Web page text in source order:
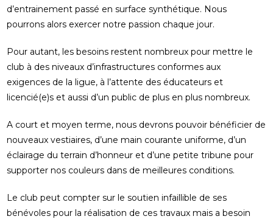
d’entrainement passé en surface synthétique. Nous
pourrons alors exercer notre passion chaque jour.
Pour autant, les besoins restent nombreux pour mettre le
club à des niveaux d’infrastructures conformes aux
exigences de la ligue, à l’attente des éducateurs et
licencié(e)s et aussi d’un public de plus en plus nombreux.
A court et moyen terme, nous devrons pouvoir bénéficier de
nouveaux vestiaires, d’une main courante uniforme, d’un
éclairage du terrain d’honneur et d’une petite tribune pour
supporter nos couleurs dans de meilleures conditions.
Le club peut compter sur le soutien infaillible de ses
bénévoles pour la réalisation de ces travaux mais a besoin